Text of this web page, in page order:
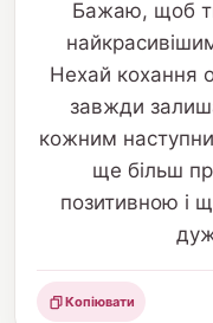
Бажаю, щоб
Нехай кохання
завжди
кожним
ще більш
позитивною і
Поділитися
Копіювати